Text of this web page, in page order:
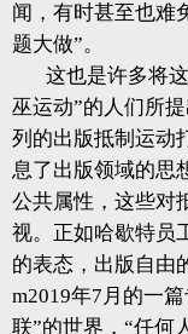
闻，有时甚至也难
题大做”。
这也是许多将
巫运动”的人们所
列的出版抵制运动
息了出版领域的思
公共属性，这些对
视。正如哈歇特员
的表态，出版自由
m2019年7月的一
联”的世界，“任何